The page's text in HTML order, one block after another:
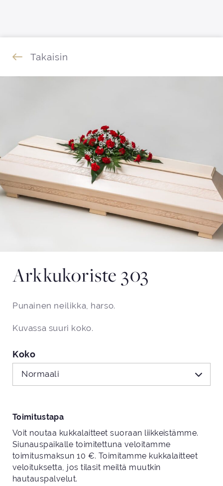
Takaisin
Arkkukoriste 303
Punainen neilikka, harso.
Kuvassa suuri koko.
Koko
Normaali
Toimitustapa
Voit noutaa kukkalaitteet suoraan liikkeistämme.
Siunauspaikalle toimitettuna veloitamme
toimitusmaksun 10 €. Toimitamme kukkalaitteet
veloituksetta, jos tilasit meiltä muutkin
hautauspalvelut.